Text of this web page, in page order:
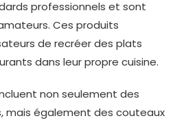
professionnels et sont
Ces produits
de recréer des plats
dans leur propre cuisine.
non seulement des
mais également des couteaux